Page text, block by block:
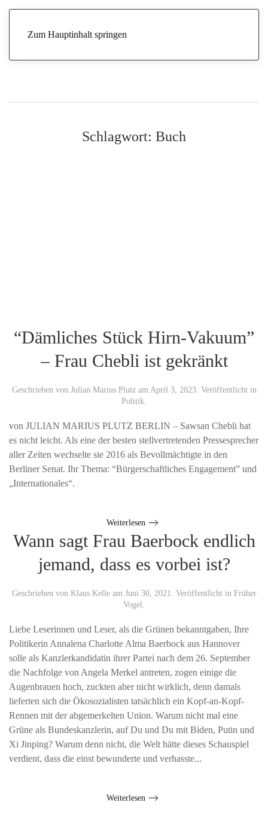
Zum Hauptinhalt springen
Schlagwort: Buch
“Dämliches Stück Hirn-Vakuum”
– Frau Chebli ist gekränkt
Geschrieben von Julian Marius Plutzam April 3, 2023. Veröffentlicht in
Politik
von JULIAN MARIUS PLUTZ BERLIN – Sawsan Chebli hat
es nicht leicht. Als eine der besten stellvertretenden Pressesprecher
aller Zeiten wechselte sie 2016 als Bevollmächtigte in den
Berliner Senat. Ihr Thema: “Bürgerschaftliches Engagement” und
„Internationales“.
Weiterlesen
Wann sagt Frau Baerbock endlich
jemand, dass es vorbei ist?
Geschrieben von Klaus Kelleam Juni 30, 2021 . Veröffentlicht in Früher
Vogel
Liebe Leserinnen und Leser, als die Grünen bekanntgaben, Ihre
Politikerin Annalena Charlotte Alma Baerbock aus Hannover
solle als Kanzlerkandidatin ihrer Partei nach dem 26. September
die Nachfolge von Angela Merkel antreten, zogen einige die
Augenbrauen hoch, zuckten aber nicht wirklich, denn damals
lieferten sich die Ökosozialisten tatsächlich ein Kopf-an-Kopf-
Rennen mit der abgemerkelten Union. Warum nicht mal eine
Grüne als Bundeskanzlerin, auf Du und Du mit Biden, Putin und
Xi Jinping? Warum denn nicht, die Welt hätte dieses Schauspiel
verdient, dass die einst bewunderte und verhasste...
Weiterlesen